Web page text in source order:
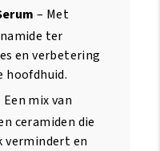
– Met
ter
en verbetering
hoofdhuid.
Een mix van
ceramiden die
vermindert en